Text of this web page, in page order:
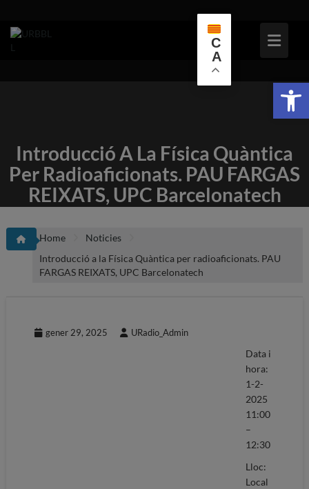
content
Introducció A La Física Quàntica
Per Radioaficionats. PAU FARGAS
REIXATS, UPC Barcelonatech
Home
Noticies
Introducció a la Física Quàntica per radioaficionats. PAU
FARGAS REIXATS, UPC Barcelonatech
gener 29, 2025 URadio_Admin
Data i
hora:
1-2-
2025
11:00
–
12:30
Lloc:
Local
C
A